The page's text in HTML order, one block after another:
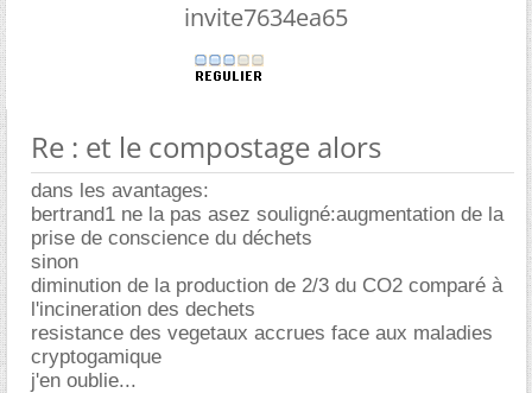
invite7634ea65
Re : et le compostage alors
dans les avantages:
bertrand1 ne la pas asez souligné:augmentation de la
prise de conscience du déchets
sinon
diminution de la production de 2/3 du CO2 comparé à
l'incineration des dechets
resistance des vegetaux accrues face aux maladies
cryptogamique
j'en oublie...